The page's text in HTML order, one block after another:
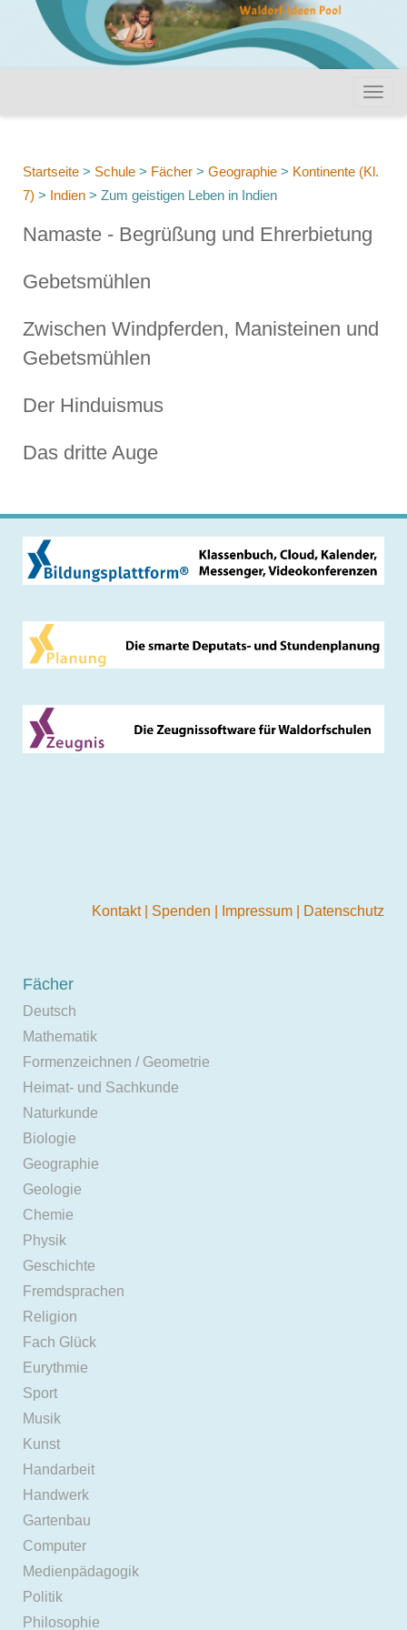
Startseite > Schule > Fächer > Geographie > Kontinente (Kl.
7) > Indien > Zum geistigen Leben in Indien
Namaste - Begrüßung und Ehrerbietung
Gebetsmühlen
Zwischen Wind­pfer­den, Manisteinen und
Gebetsmühlen
Der Hinduismus
Das dritte Auge
Kontakt Spenden Impressum Datenschutz
Fächer
Deutsch
Mathematik
Formenzeichnen / Geometrie
Heimat- und Sachkunde
Naturkunde
Biologie
Geographie
Geologie
Chemie
Physik
Geschichte
Fremdsprachen
Religion
Fach Glück
Eurythmie
Sport
Musik
Kunst
Handarbeit
Handwerk
Gartenbau
Computer
Medienpädagogik
Politik
Philosophie